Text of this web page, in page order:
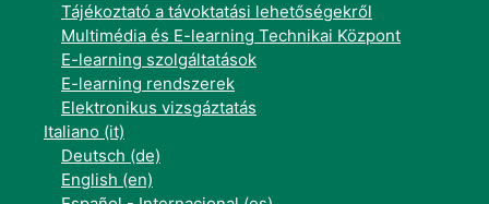
Tájékoztató a távoktatási lehetőségekről
Multimédia és E-learning Technikai Központ
E-learning szolgáltatások
E-learning rendszerek
Elektronikus vizsgáztatás
Italiano ‎(it)‎
Deutsch ‎(de)‎
English ‎(en)‎